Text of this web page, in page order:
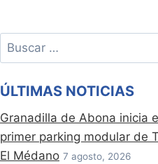
Buscar:
ÚLTIMAS NOTICIAS
Granadilla de Abona inicia
primer parking modular de
El Médano 7 agosto, 2026